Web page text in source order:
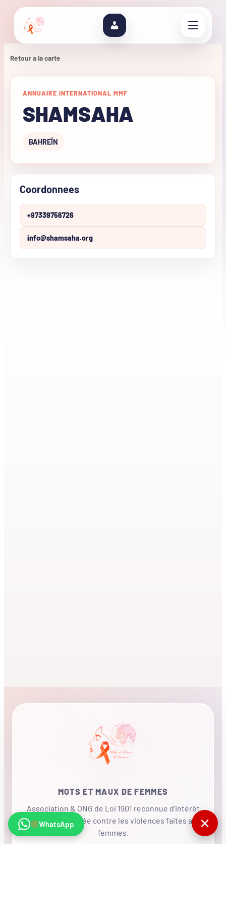
Retour a la carte
ANNUAIRE INTERNATIONAL MMF
SHAMSAHA
BAHREÏN
Coordonnees
+97339756726
info@shamsaha.org
MOTS ET MAUX DE FEMMES
Association & ONG de Loi 1901 reconnue d'intérêt
général, mobilisée contre les violences faites aux
femmes.
WhatsApp ✕